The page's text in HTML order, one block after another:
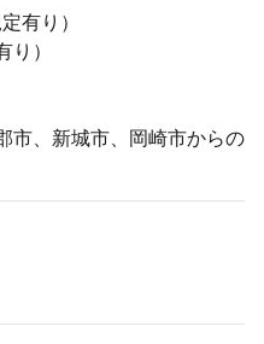
有り）
り）
市、新城市、岡崎市からの